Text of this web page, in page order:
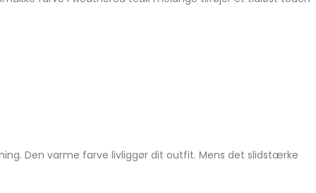
Den varme farve livliggør dit outfit. Mens det slidstærke